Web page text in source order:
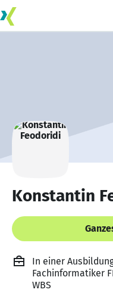
Konstantin
In einer
Fachinformatiker
WBS